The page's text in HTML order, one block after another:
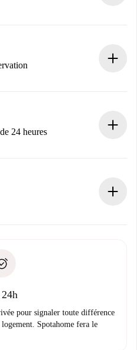
toutes les informations
tant que le propriétaire
24 heures
et nous vous proposerons
n'est signalé.
pour signaler toute différence
Spotahome fera le